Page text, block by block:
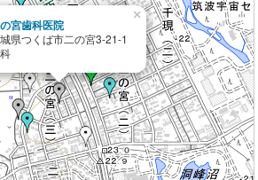
宮歯科医院
県つくば市二の宮3-21-1
×